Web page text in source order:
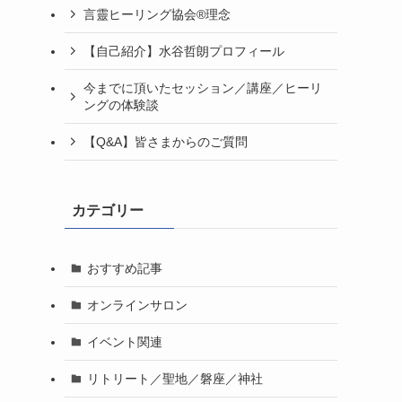
言靈ヒーリング協会®理念
【自己紹介】水谷哲朗プロフィール
今までに頂いたセッション／講座／ヒーリ
ングの体験談
【Q&A】皆さまからのご質問
カテゴリー
おすすめ記事
オンラインサロン
イベント関連
リトリート／聖地／磐座／神社